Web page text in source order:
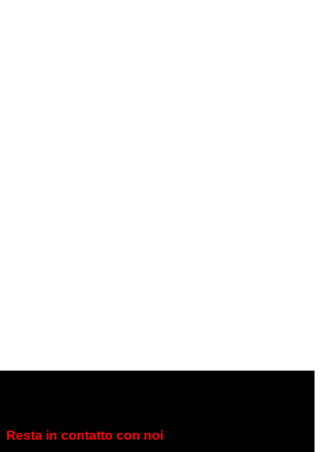
Resta in contatto con noi